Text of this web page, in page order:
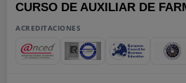
CURSO DE AUXILIAR DE
ACREDITACIONES